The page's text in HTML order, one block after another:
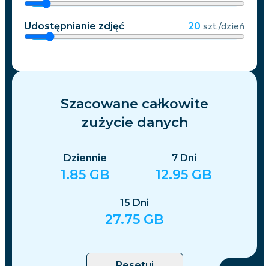
Udostępnianie zdjęć 20 szt./dzień
Szacowane całkowite
zużycie danych
Dziennie
1.85 GB
7 Dni
12.95 GB
15 Dni
27.75 GB